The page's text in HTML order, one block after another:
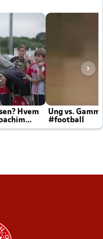
Hvem
Ung vs.
#football